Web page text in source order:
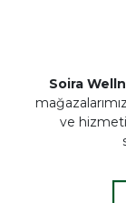
Soira
ve